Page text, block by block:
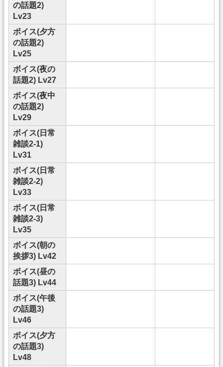
の話題2)
Lv23
ボイス(夕方
の話題2)
Lv25
ボイス(夜の
話題2) Lv27
ボイス(夜中
の話題2)
Lv29
ボイス(日常
雑談2-1)
Lv31
ボイス(日常
雑談2-2)
Lv33
ボイス(日常
雑談2-3)
Lv35
ボイス(朝の
挨拶3) Lv42
ボイス(昼の
話題3) Lv44
ボイス(午後
の話題3)
Lv46
ボイス(夕方
の話題3)
Lv48